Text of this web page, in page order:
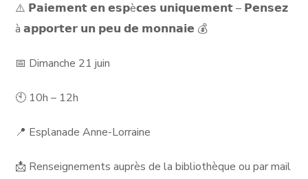
⚠️ 𝗣𝗮𝗶𝗲𝗺𝗲𝗻𝘁 𝗲𝗻 𝗲𝘀𝗽è𝗰𝗲𝘀 𝘂𝗻𝗶𝗾𝘂𝗲𝗺𝗲𝗻𝘁 – 𝗣𝗲𝗻𝘀𝗲𝘇
à 𝗮𝗽𝗽𝗼𝗿𝘁𝗲𝗿 𝘂𝗻 𝗽𝗲𝘂 𝗱𝗲 𝗺𝗼𝗻𝗻𝗮𝗶𝗲 💰
📅 Dimanche 21 juin
🕙 10h – 12h
📍 Esplanade Anne-Lorraine
📩 Renseignements auprès de la bibliothèque ou par mail